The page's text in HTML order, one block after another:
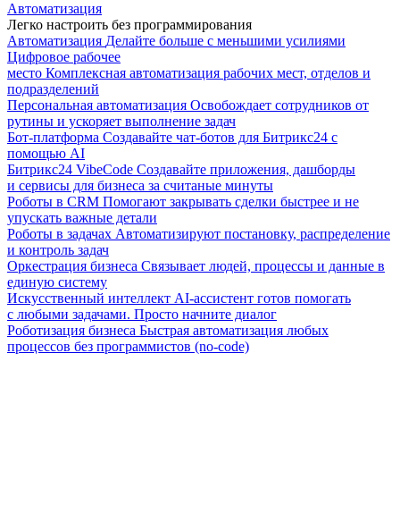
Автоматизация
Легко настроить без программирования
Автоматизация Делайте больше с меньшими усилиями
Цифровое рабочее
место Комплексная автоматизация рабочих мест, отделов и
подразделений
Персональная автоматизация Освобождает сотрудников от
рутины и ускоряет выполнение задач
Бот-платформа Создавайте чат-ботов для Битрикс24 с
помощью AI
Битрикс24 VibeCode Создавайте приложения, дашборды
и сервисы для бизнеса за считаные минуты
Роботы в CRM Помогают закрывать сделки быстрее и не
упускать важные детали
Роботы в задачах Автоматизируют постановку, распределение
и контроль задач
Оркестрация бизнеса Связывает людей, процессы и данные в
единую систему
Искусственный интеллект AI-ассистент готов помогать
с любыми задачами. Просто начните диалог
Роботизация бизнеса Быстрая автоматизация любых
процессов без программистов (no-code)